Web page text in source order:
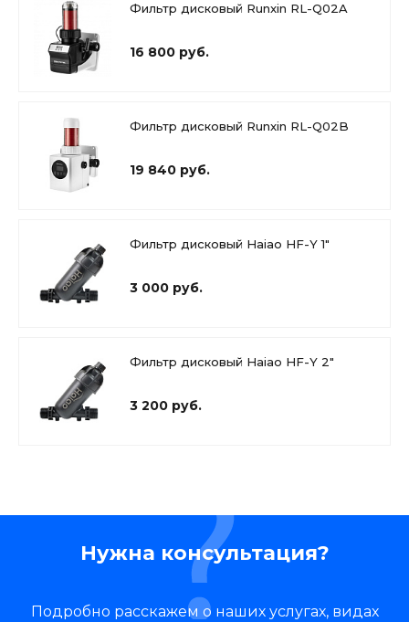
Фильтр дисковый Runxin RL-Q02A
16 800 руб.
Фильтр дисковый Runxin RL-Q02B
19 840 руб.
Фильтр дисковый Haiao HF-Y 1"
3 000 руб.
Фильтр дисковый Haiao HF-Y 2"
3 200 руб.
Нужна консультация?
Подробно расскажем о наших услугах, видах